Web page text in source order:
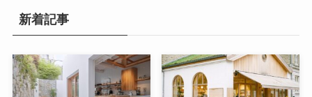
新着記事